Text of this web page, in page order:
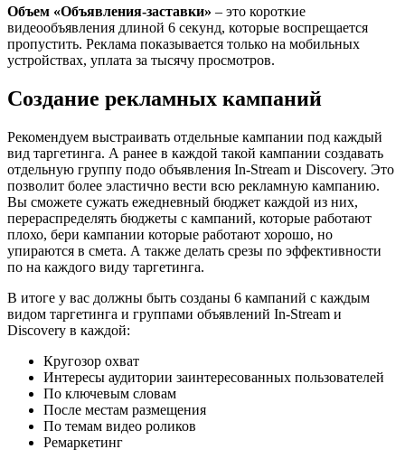
Объем «Объявления-заставки» – это короткие
видеообъявления длиной 6 секунд, которые воспрещается
пропустить. Реклама показывается только на мобильных
устройствах, уплата за тысячу просмотров.
Создание рекламных кампаний
Рекомендуем выстраивать отдельные кампании под каждый
вид таргетинга. А ранее в каждой такой кампании создавать
отдельную группу подо объявления In-Stream и Discovery. Это
позволит более эластично вести всю рекламную кампанию.
Вы сможете сужать ежедневный бюджет каждой из них,
перераспределять бюджеты с кампаний, которые работают
плохо, бери кампании которые работают хорошо, но
упираются в смета. А также делать срезы по эффективности
по на каждого виду таргетинга.
В итоге у вас должны быть созданы 6 кампаний с каждым
видом таргетинга и группами объявлений In-Stream и
Discovery в каждой:
Кругозор охват
Интересы аудитории заинтересованных пользователей
По ключевым словам
После местам размещения
По темам видео роликов
Ремаркетинг